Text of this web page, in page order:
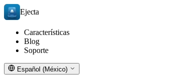
Ejecta
Características
Blog
Soporte
Español (México)